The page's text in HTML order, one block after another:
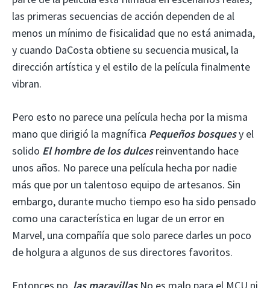
las primeras secuencias de acción dependen de al
menos un mínimo de fisicalidad que no está animada,
y cuando DaCosta obtiene su secuencia musical, la
dirección artística y el estilo de la película finalmente
vibran.
Pero esto no parece una película hecha por la misma
mano que dirigió la magnífica Pequeños bosquesy el
solido El hombre de los dulcesreinventando hace
unos años. No parece una película hecha por nadie
más que por un talentoso equipo de artesanos. Sin
embargo, durante mucho tiempo eso ha sido pensado
como una característica en lugar de un error en
Marvel, una compañía que solo parece darles un poco
de holgura a algunos de sus directores favoritos.